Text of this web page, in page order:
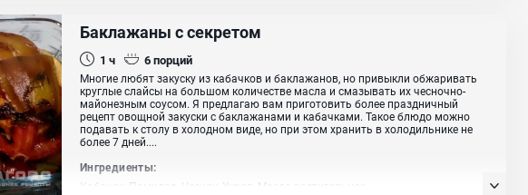
Баклажаны с секретом
1 ч 6порций
Многие любят закуску из кабачков и баклажанов, но привыкли обжаривать
круглые слайсы на большом количестве масла и смазывать их чесночно-
майонезным соусом. Я предлагаю вам приготовить более праздничный
рецепт овощной закуски с баклажанами и кабачками. Такое блюдо можно
подавать к столу в холодном виде, но при этом хранить в холодильнике не
более 7 дней....
Ингредиенты:
Кабачок, Помидор, Чеснок, Укроп, Масло растительное